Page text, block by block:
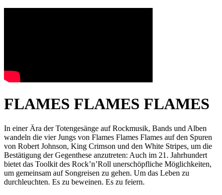
FLAMES FLAMES FLAMES
In einer Ära der Totengesänge auf Rockmusik, Bands und Alben
wandeln die vier Jungs von Flames Flames Flames auf den Spuren
von Robert Johnson, King Crimson und den White Stripes, um die
Bestätigung der Gegenthese anzutreten: Auch im 21. Jahrhundert
bietet das Toolkit des Rock’n’Roll unerschöpfliche Möglichkeiten,
um gemeinsam auf Songreisen zu gehen. Um das Leben zu
durchleuchten. Es zu beweinen. Es zu feiern.